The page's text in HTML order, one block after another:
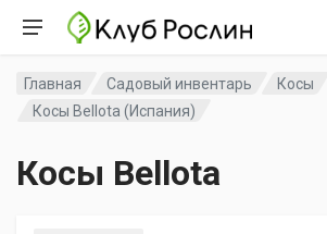
Главная Садовый инвентарь
Косы
Косы Bellota (Испания)
Косы Bellota